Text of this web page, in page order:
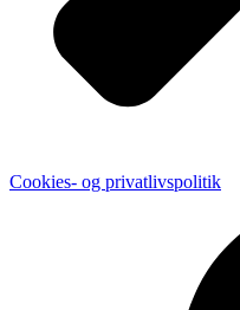
Cookies- og privatlivspolitik